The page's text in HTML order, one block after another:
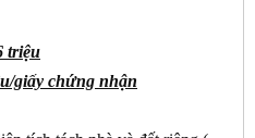
triệu
giấy chứng nhận